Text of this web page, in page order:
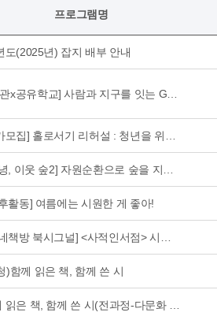
프로그램명
도(2025년) 잡지 배부 안내
활동] 여름에는 시원한 게 좋아!
)함께 읽은 책, 함께 쓴 시